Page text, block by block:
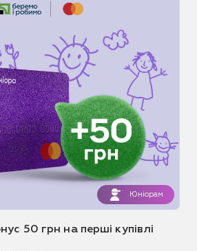
Юніорам
50 грн на перші купівлі